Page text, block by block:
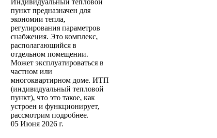
Индивидуальный тепловой
пункт предназначен для
экономии тепла,
регулирования параметров
снабжения. Это комплекс,
располагающийся в
отдельном помещении.
Может эксплуатироваться в
частном или
многоквартирном доме. ИТП
(индивидуальный тепловой
пункт), что это такое, как
устроен и функционирует,
рассмотрим подробнее.
05 Июня 2026 г.